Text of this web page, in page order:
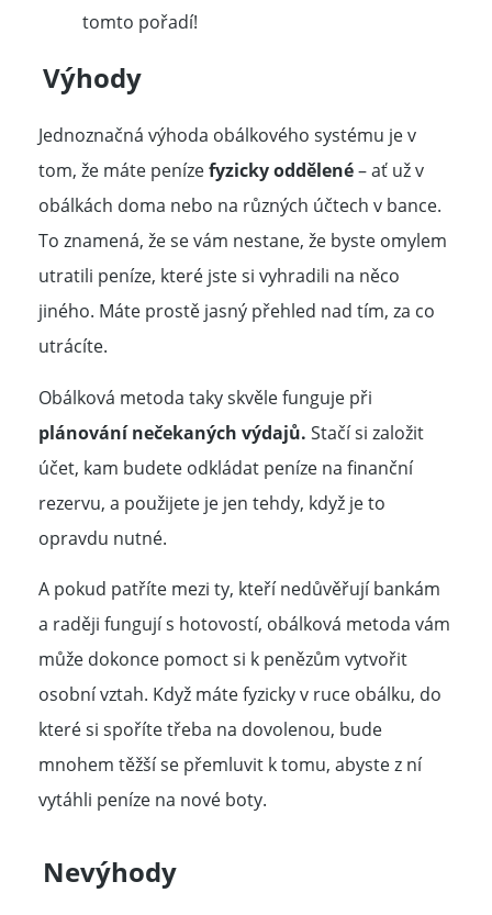
tomto pořadí!
Výhody
Jednoznačná výhoda obálkového systému je v
tom, že máte penízefyzicky oddělené– ať už v
obálkách doma nebo na různých účtech v bance.
To znamená, že se vám nestane, že byste omylem
utratili peníze, které jste si vyhradili na něco
jiného. Máte prostě jasný přehled nad tím, za co
utrácíte.
Obálková metoda taky skvěle funguje při
plánování nečekaných výdajů. Stačí si založit
účet, kam budete odkládat peníze na finanční
rezervu, a použijete je jen tehdy, když je to
opravdu nutné.
A pokud patříte mezi ty, kteří nedůvěřují bankám
a raději fungují s hotovostí, obálková metoda vám
může dokonce pomoct si k penězům vytvořit
osobní vztah. Když máte fyzicky v ruce obálku, do
které si spoříte třeba na dovolenou, bude
mnohem těžší se přemluvit k tomu, abyste z ní
vytáhli peníze na nové boty.
Nevýhody